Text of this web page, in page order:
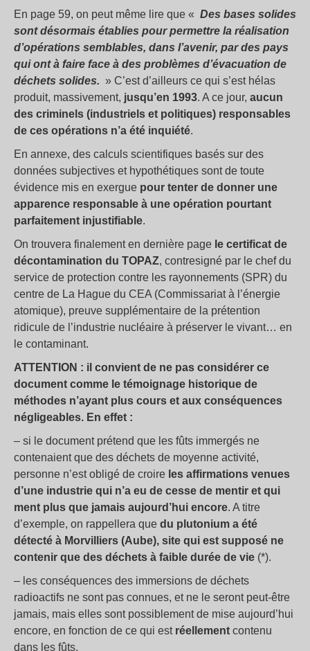
En page 59, on peut même lire que « Des bases solides
sont désormais établies pour permettre la réalisation
d’opérations semblables, dans l’avenir, par des pays
qui ont à faire face à des problèmes d’évacuation de
déchets solides. » C’est d’ailleurs ce qui s’est hélas
produit, massivement, jusqu’en 1993. A ce jour, aucun
des criminels (industriels et politiques) responsables
de ces opérations n’a été inquiété.
En annexe, des calculs scientifiques basés sur des
données subjectives et hypothétiques sont de toute
évidence mis en exergue pour tenter de donner une
apparence responsable à une opération pourtant
parfaitement injustifiable.
On trouvera finalement en dernière page le certificat de
décontamination du TOPAZ, contresigné par le chef du
service de protection contre les rayonnements (SPR) du
centre de La Hague du CEA (Commissariat à l’énergie
atomique), preuve supplémentaire de la prétention
ridicule de l’industrie nucléaire à préserver le vivant… en
le contaminant.
ATTENTION : il convient de ne pas considérer ce
document comme le témoignage historique de
méthodes n’ayant plus cours et aux conséquences
négligeables. En effet :
– si le document prétend que les fûts immergés ne
contenaient que des déchets de moyenne activité,
personne n’est obligé de croire les affirmations venues
d’une industrie qui n’a eu de cesse de mentir et qui
ment plus que jamais aujourd’hui encore. A titre
d’exemple, on rappellera que du plutonium a été
détecté à Morvilliers (Aube), site qui est supposé ne
contenir que des déchets à faible durée de vie (*).
– les conséquences des immersions de déchets
radioactifs ne sont pas connues, et ne le seront peut-être
jamais, mais elles sont possiblement de mise aujourd’hui
encore, en fonction de ce qui est réellement contenu
dans les fûts.